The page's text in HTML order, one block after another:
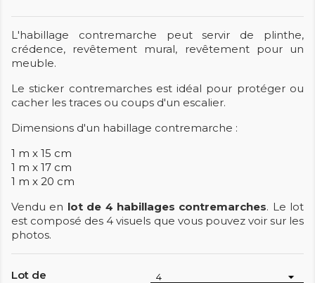
L'habillage contremarche peut servir de plinthe,
crédence, revêtement mural, revêtement pour un
meuble.
Le sticker contremarches est idéal pour protéger ou
cacher les traces ou coups d'un escalier.
Dimensions d'un habillage contremarche :
1 m x 15 cm
1 m x 17 cm
1 m x 20 cm
Vendu en lot de 4 habillages contremarches. Le lot
est composé des 4 visuels que vous pouvez voir sur les
photos.
Lot de